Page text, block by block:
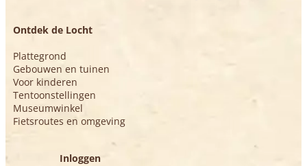
Ontdek de Locht
Plattegrond
Gebouwen en tuinen
Voor kinderen
Tentoonstellingen
Museumwinkel
Fietsroutes en omgeving
Inloggen